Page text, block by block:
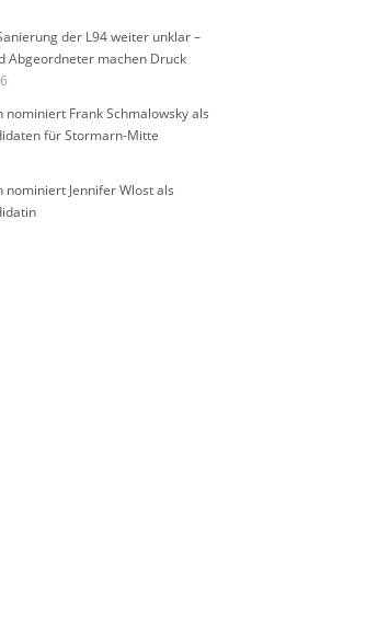
der L94 weiter unklar –
Abgeordneter machen Druck
nominiert Frank Schmalowsky als
für Stormarn-Mitte
nominiert Jennifer Wlost als